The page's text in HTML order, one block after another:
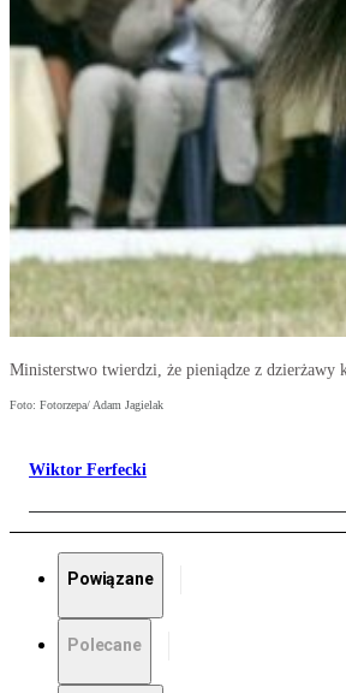
Ministerstwo twierdzi, że pieniądze z dzierżawy
Foto: Fotorzepa/ Adam Jagielak
Wiktor Ferfecki
Powiązane
Polecane